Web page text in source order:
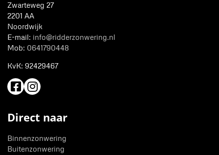
Zwarteweg 27
2201 AA
Noordwijk
E-mail: info@ridderzonwering.nl
Mob: 0641790448
KvK: 92429467
Direct naar
Binnenzonwering
Buitenzonwering